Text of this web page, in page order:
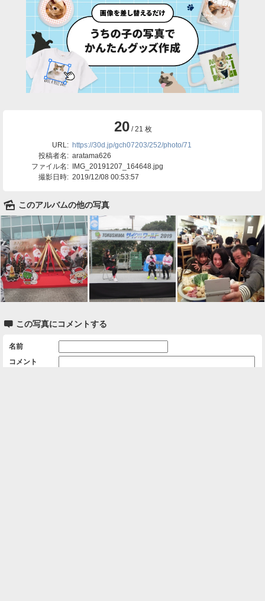
20/ 21 枚
URL: https://30d.jp/gch07203/252/photo/71
投稿者名: aratama626
ファイル名: IMG_20191207_164648.jpg
撮影日時: 2019/12/08 00:53:57
🌄 このアルバムの他の写真
 この写真にコメントする
名前
コメント